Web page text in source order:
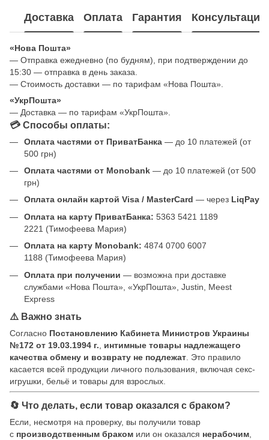
Доставка Оплата Гарантия Консультация
«Нова Пошта»
— Отправка ежедневно (по будням), при подтверждении до
15:30 — отправка в день заказа.
— Стоимость доставки — по тарифам «Нова Пошта».
«УкрПошта»
— Доставка — по тарифам «УкрПошта».
💳 Способы оплаты:
Оплата частями от ПриватБанка — до 10 платежей (от
500 грн)
Оплата частями от Monobank — до 10 платежей (от 500
грн)
Оплата онлайн картой Visa / MasterCard — через LiqPay
Оплата на карту ПриватБанка: 5363 5421 1189
2221 (Тимофеева Мария)
Оплата на карту Monobank: 4874 0700 6007
1188 (Тимофеева Мария)
Оплата при получении — возможна при доставке
службами «Нова Пошта», «УкрПошта», Justin, Meest
Express
⚠️ Важно знать
Согласно Постановлению Кабинета Министров Украины
№172 от 19.03.1994 г.
интимные товары надлежащего
качества обмену и возврату не подлежат . Это правило
касается всей продукции личного пользования, включая секс-
игрушки, бельё и товары для взрослых.
🔄 Что делать, если товар оказался с браком?
Если, несмотря на проверку, вы получили товар
с производственным браком или он оказался нерабочим